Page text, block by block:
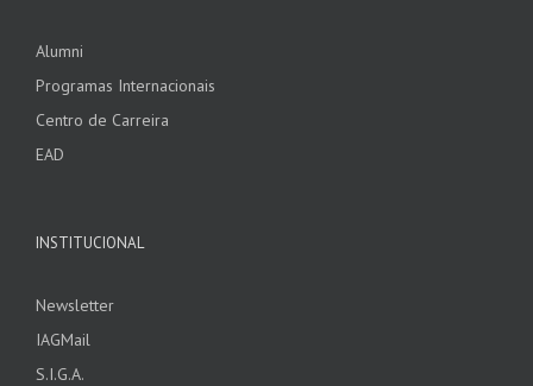
Alumni
Programas Internacionais
Centro de Carreira
EAD
INSTITUCIONAL
Newsletter
IAGMail
S.I.G.A.